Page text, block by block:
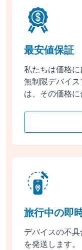
最安値保証
私たちは価格
無制限デバイ
は、その価格に
旅行中の即
デバイスの不
を発送します。